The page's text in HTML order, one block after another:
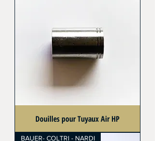
Douilles pour Tuyaux Air HP
BAUER- COLTRI - NARDI